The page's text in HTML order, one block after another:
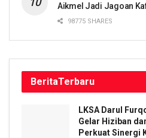
Aikmel Jadi Jagoan
98775 SHARES
BeritaTerbaru
LKSA Darul
Gelar Hiziban
Perkuat Sinergi